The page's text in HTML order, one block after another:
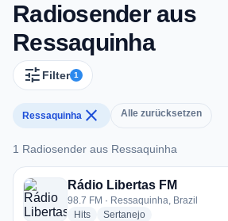
Radiosender aus
Ressaquinha
tune Filter 1
Ressaquinha close Alle zurücksetzen
1 Radiosender aus Ressaquinha
1 Radiosender aus Ressaquinha
Rádio Libertas FM
98.7 FM · Ressaquinha, Brazil
Hitsradio stations
Sertanejoradio stations